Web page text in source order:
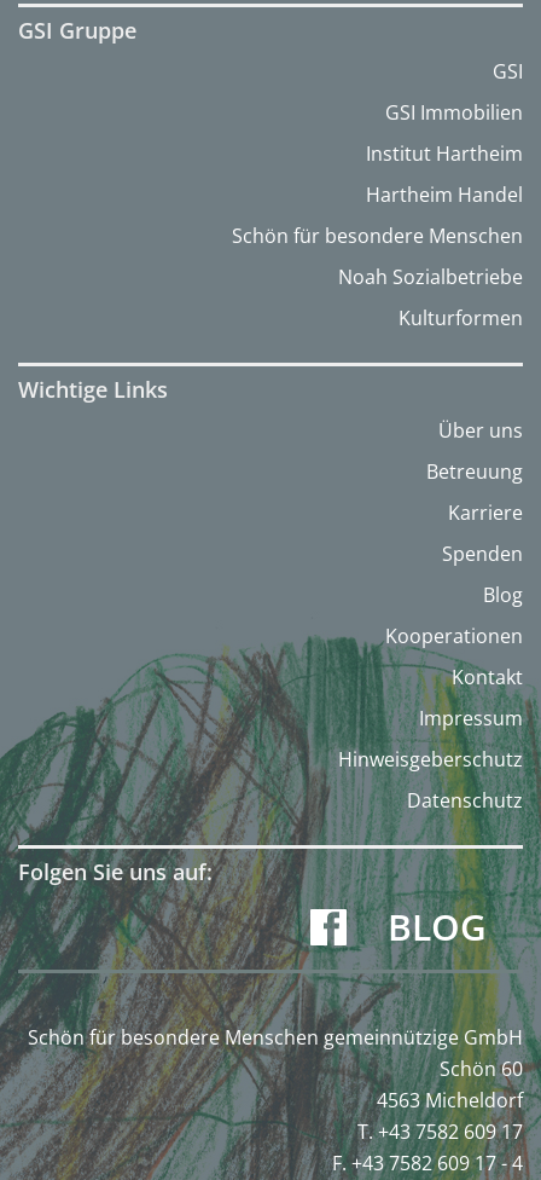
GSI Gruppe
GSI
GSI Immobilien
Institut Hartheim
Hartheim Handel
Schön für besondere Menschen
Noah Sozialbetriebe
Kulturformen
Wichtige Links
Über uns
Betreuung
Karriere
Spenden
Blog
Kooperationen
Kontakt
Impressum
Hinweisgeberschutz
Datenschutz
Folgen Sie uns auf:
BLOG
Schön für besondere Menschen gemeinnützige GmbH
Schön 60
4563 Micheldorf
T. +43 7582 609 17
F. +43 7582 609 17 - 4